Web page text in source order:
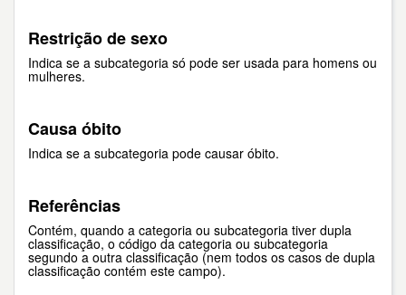
Restrição de sexo
Indica se a subcategoria só pode ser usada para homens ou
mulheres.
Causa óbito
Indica se a subcategoria pode causar óbito.
Referências
Contém, quando a categoria ou subcategoria tiver dupla
classificação, o código da categoria ou subcategoria
segundo a outra classificação (nem todos os casos de dupla
classificação contém este campo).